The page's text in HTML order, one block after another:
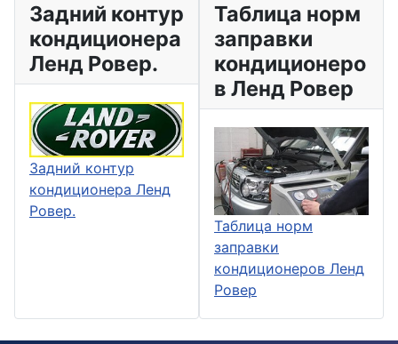
Задний контур
кондиционера
Ленд Ровер.
Задний контур
кондиционера Ленд
Ровер.
Таблица норм
заправки
кондиционеро
в Ленд Ровер
Таблица норм
заправки
кондиционеров Ленд
Ровер